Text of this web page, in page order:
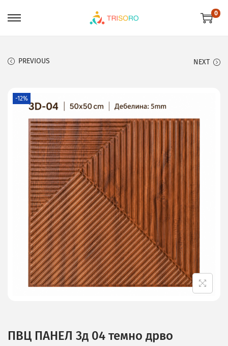
0
PREVIOUS NEXT
-12%
ПВЦ ПАНЕЛ 3д 04 темно дрво